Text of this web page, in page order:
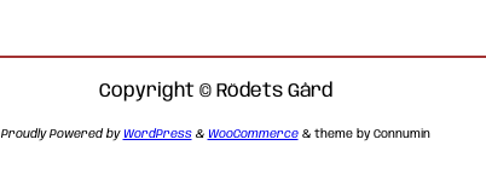
Copyright © Rödets Gård
Proudly Powered by WordPress& WooCommerce& theme by Connumin